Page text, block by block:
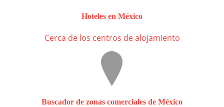
Hoteles en México
Cerca de los centros de alojamiento
Buscador de zonas comerciales de México